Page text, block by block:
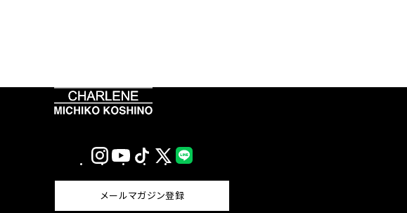
InstagramYouTubeTikTok X
(Twitter)
メールマガジン登録